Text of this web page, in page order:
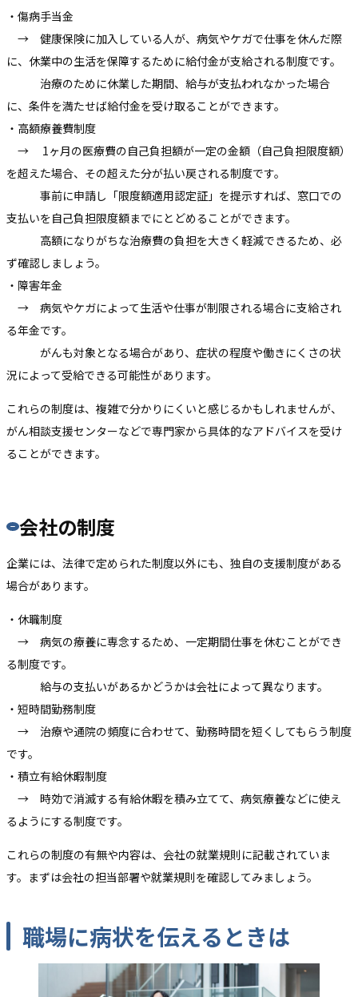
・傷病手当金
→ 健康保険に加入している人が、病気やケガで仕事を休んだ際
に、休業中の生活を保障するために給付金が支給される制度です。
治療のために休業した期間、給与が支払われなかった場合
に、条件を満たせば給付金を受け取ることができます。
・高額療養費制度
→ 1ヶ月の医療費の自己負担額が一定の金額（自己負担限度額）
を超えた場合、その超えた分が払い戻される制度です。
事前に申請し「限度額適用認定証」を提示すれば、窓口での
支払いを自己負担限度額までにとどめることができます。
高額になりがちな治療費の負担を大きく軽減できるため、必
ず確認しましょう。
・障害年金
→ 病気やケガによって生活や仕事が制限される場合に支給され
る年金です。
がんも対象となる場合があり、症状の程度や働きにくさの状
況によって受給できる可能性があります。
これらの制度は、複雑で分かりにくいと感じるかもしれませんが、
がん相談支援センターなどで専門家から具体的なアドバイスを受け
ることができます。
会社の制度
企業には、法律で定められた制度以外にも、独自の支援制度がある
場合があります。
・休職制度
→ 病気の療養に専念するため、一定期間仕事を休むことができ
る制度です。
給与の支払いがあるかどうかは会社によって異なります。
・短時間勤務制度
→ 治療や通院の頻度に合わせて、勤務時間を短くしてもらう制度
です。
・積立有給休暇制度
→ 時効で消滅する有給休暇を積み立てて、病気療養などに使え
るようにする制度です。
これらの制度の有無や内容は、会社の就業規則に記載されていま
す。まずは会社の担当部署や就業規則を確認してみましょう。
職場に病状を伝える ときは